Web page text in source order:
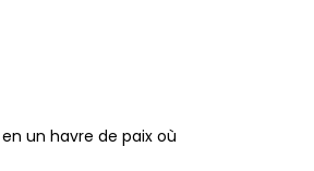
un havre de paix où